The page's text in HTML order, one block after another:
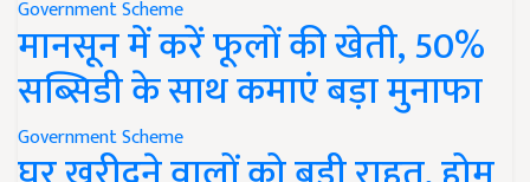
Government Scheme
मानसून में करें फूलों की खेती, 50%
सब्सिडी के साथ कमाएं बड़ा मुनाफा
Government Scheme